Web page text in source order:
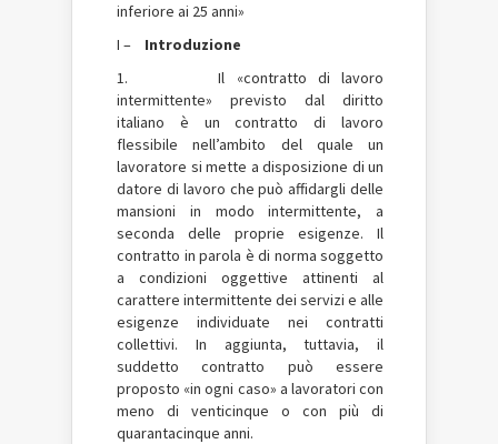
inferiore ai 25 anni»
I – Introduzione
1. Il «contratto di lavoro
intermittente» previsto dal diritto
italiano è un contratto di lavoro
flessibile nell’ambito del quale un
lavoratore si mette a disposizione di un
datore di lavoro che può affidargli delle
mansioni in modo intermittente, a
seconda delle proprie esigenze. Il
contratto in parola è di norma soggetto
a condizioni oggettive attinenti al
carattere intermittente dei servizi e alle
esigenze individuate nei contratti
collettivi. In aggiunta, tuttavia, il
suddetto contratto può essere
proposto «in ogni caso» a lavoratori con
meno di venticinque o con più di
quarantacinque anni.